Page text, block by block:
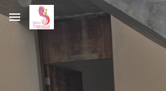
Skip to main content